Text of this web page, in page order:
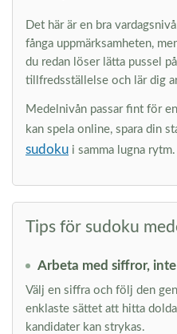
Det här är en bra
fånga uppmärksamheten,
du redan löser lätta pussel
tillfredsställelse och lär dig
Medelnivån passar fint för
kan spela online, spara din
sudoku i samma lugna rytm.
Tips för sudoku
Arbeta med siffror,
Välj en siffra och följ den
enklaste sättet att hitta
kandidater kan strykas.